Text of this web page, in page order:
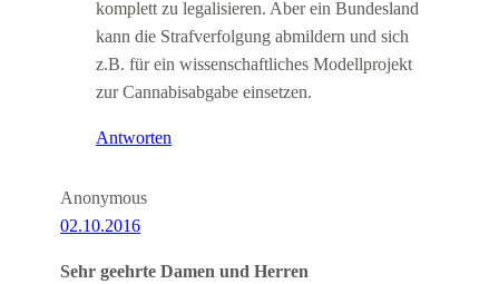
komplett zu legalisieren. Aber ein Bundesland
kann die Strafverfolgung abmildern und sich
z.B. für ein wissenschaftliches Modellprojekt
zur Cannabisabgabe einsetzen.
Antworten
Anonymous
02.10.2016
Sehr geehrte Damen und Herren